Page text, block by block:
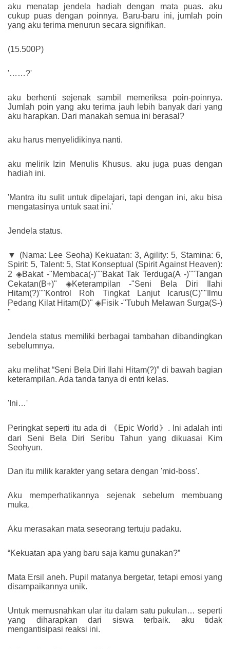
aku menatap jendela hadiah dengan mata puas. aku
cukup puas dengan poinnya. Baru-baru ini, jumlah poin
yang aku terima menurun secara signifikan.
(15.500P)
'……?'
aku berhenti sejenak sambil memeriksa poin-poinnya.
Jumlah poin yang aku terima jauh lebih banyak dari yang
aku harapkan. Dari manakah semua ini berasal?
aku harus menyelidikinya nanti.
aku melirik Izin Menulis Khusus. aku juga puas dengan
hadiah ini.
'Mantra itu sulit untuk dipelajari, tapi dengan ini, aku bisa
mengatasinya untuk saat ini.'
Jendela status.
▼ (Nama: Lee Seoha) Kekuatan: 3, Agility: 5, Stamina: 6,
Spirit: 5, Talent: 5, Stat Konseptual (Spirit Against Heaven):
2 ◈Bakat -"Membaca(-)""Bakat Tak Terduga(A -)""Tangan
Cekatan(B+)" ◈Keterampilan -"Seni Bela Diri Ilahi
Hitam(?)""Kontrol Roh Tingkat Lanjut Icarus(C)""Ilmu
Pedang Kilat Hitam(D)" ◈Fisik -"Tubuh Melawan Surga(S-)
"
Jendela status memiliki berbagai tambahan dibandingkan
sebelumnya.
aku melihat “Seni Bela Diri Ilahi Hitam(?)” di bawah bagian
keterampilan. Ada tanda tanya di entri kelas.
'Ini…'
Peringkat seperti itu ada di 《Epic World》. Ini adalah inti
dari Seni Bela Diri Seribu Tahun yang dikuasai Kim
Seohyun.
Dan itu milik karakter yang setara dengan 'mid-boss'.
Aku memperhatikannya sejenak sebelum membuang
muka.
Aku merasakan mata seseorang tertuju padaku.
“Kekuatan apa yang baru saja kamu gunakan?”
Mata Ersil aneh. Pupil matanya bergetar, tetapi emosi yang
disampaikannya unik.
Untuk memusnahkan ular itu dalam satu pukulan… seperti
yang diharapkan dari siswa terbaik. aku tidak
mengantisipasi reaksi ini.